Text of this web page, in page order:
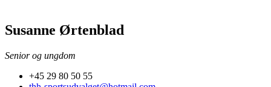
Susanne Ørtenblad
Senior og ungdom
+45 29 80 50 55